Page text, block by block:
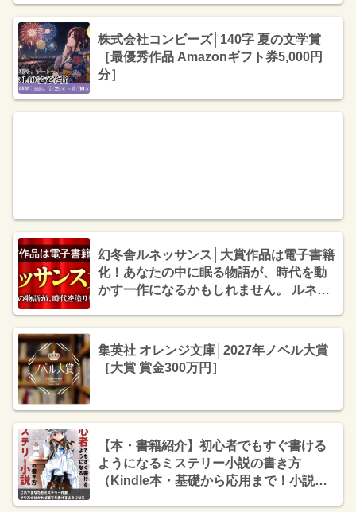
株式会社コンビーズ│140字 夏の文学賞
［最優秀作品 Amazonギフト券5,000円
分］
幻冬舎ルネッサンス│大賞作品は電子書籍
化！あなたの中に眠る物語が、時代を動
かす一作になるかもしれません。 ルネッ
集英社 オレンジ文庫│2027年ノベル大賞
［大賞 賞金300万円］
【本・書籍紹介】初心者でもすぐ書ける
ようになるミステリー小説の書き方
（Kindle本・基礎から応用まで！小説の